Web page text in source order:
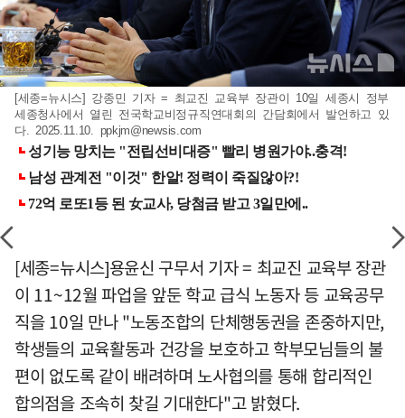
[세종=뉴시스] 강종민 기자 = 최교진 교육부 장관이 10일 세종시 정부
세종청사에서 열린 전국학교비정규직연대회의 간담회에서 발언하고 있
다. 2025.11.10. ppkjm@newsis.com
[세종=뉴시스]용윤신 구무서 기자 = 최교진 교육부 장관
이 11~12월 파업을 앞둔 학교 급식 노동자 등 교육공무
직을 10일 만나 "노동조합의 단체행동권을 존중하지만,
학생들의 교육활동과 건강을 보호하고 학부모님들의 불
편이 없도록 같이 배려하며 노사협의를 통해 합리적인
합의점을 조속히 찾길 기대한다"고 밝혔다.